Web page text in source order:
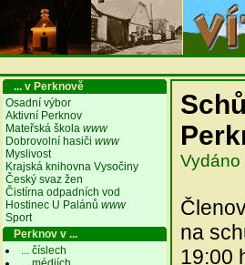
... v Perknově
Osadní výbor
Aktivní Perknov
Mateřská škola www
Dobrovolní hasiči www
Myslivost
Krajská knihovna Vysočiny
Český svaz žen
Čistírna odpadních vod
Hostinec U Palánů www
Sport
Perknov v ...
... číslech
Vydáno
na
19:00